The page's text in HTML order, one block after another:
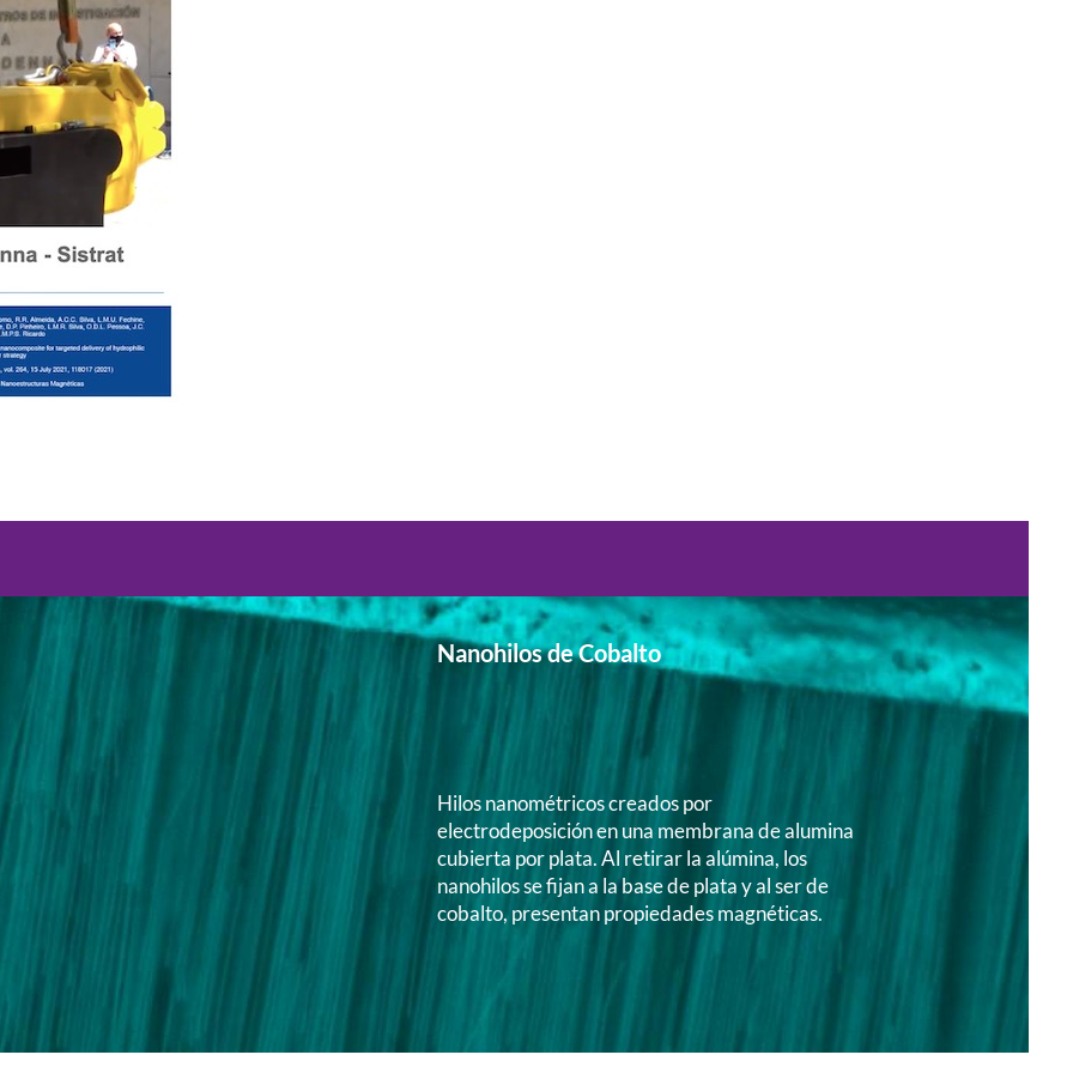
Nanohilos de Cobalto
Hilos nanométricos creados por
electrodeposición en una membrana de alumina
cubierta por plata. Al retirar la alúmina, los
nanohilos se fijan a la base de plata y al ser de
cobalto, presentan propiedades magnéticas.